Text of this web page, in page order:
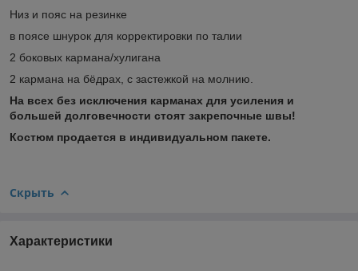
Низ и пояс на резинке
в поясе шнурок для корректировки по талии
2 боковых кармана/хулигана
2 кармана на бёдрах, с застежкой на молнию.
На всех без исключения карманах для усиления и
большей долговечности стоят закрепочные швы!
Костюм продается в индивидуальном пакете.
Скрыть
Характеристики